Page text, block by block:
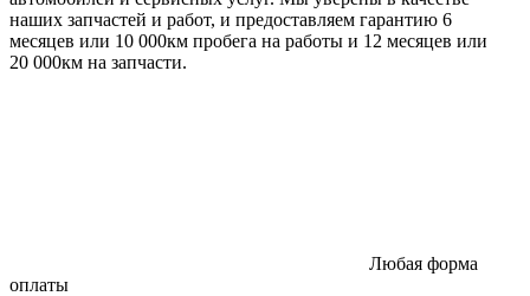
наших запчастей и работ, и предоставляем гарантию 6
месяцев или 10 000км пробега на работы и 12 месяцев или
20 000км на запчасти.
Любая форма
оплаты